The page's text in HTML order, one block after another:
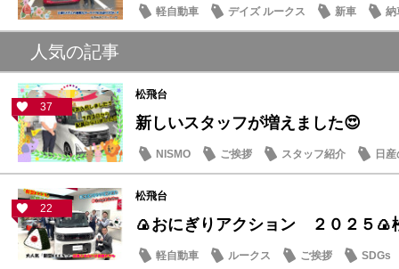
軽自動車 デイズ ルークス 新車 納
人気の記事
37
松飛台
新しいスタッフが増えました😍
NISMO ご挨拶 スタッフ紹介 日
22
松飛台
🍙おにぎりアクション ２０２５🍙
軽自動車 ルークス ご挨拶 SDGs